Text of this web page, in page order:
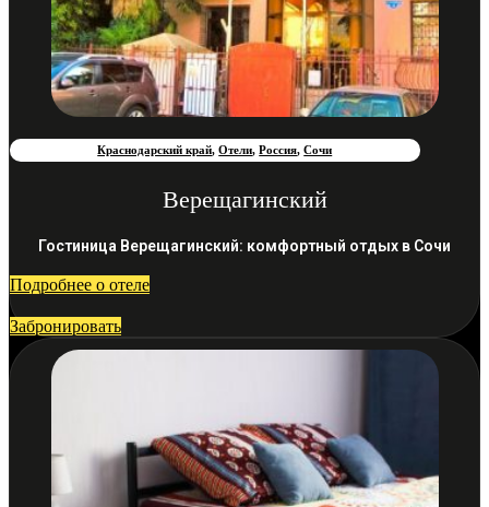
Краснодарский край,Отели,Россия,Сочи
Верещагинский
Гостиница Верещагинский: комфортный отдых в Сочи
Подробнее о отеле
Забронировать